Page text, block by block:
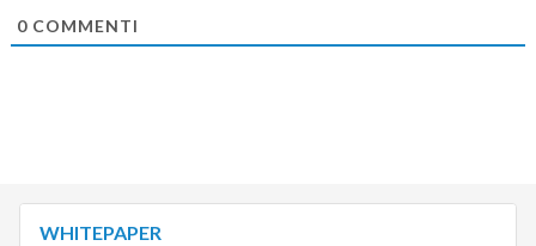
0COMMENTI
WHITEPAPER